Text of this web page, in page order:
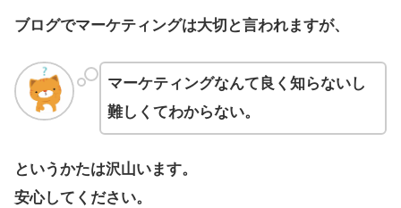
ブログでマーケティングは大切と言われますが、
マーケティングなんて良く知らないし
難しくてわからない。
というかたは沢山います。
安心してください。